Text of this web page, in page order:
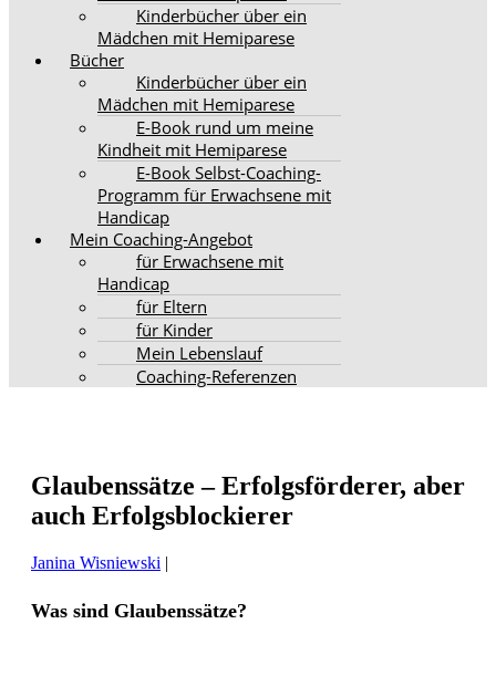
Kinderbücher über ein
Mädchen mit Hemiparese
Bücher
Kinderbücher über ein
Mädchen mit Hemiparese
E-Book rund um meine
Kindheit mit Hemiparese
E-Book Selbst-Coaching-
Programm für Erwachsene mit
Handicap
Mein Coaching-Angebot
für Erwachsene mit
Handicap
für Eltern
für Kinder
Mein Lebenslauf
Coaching-Referenzen
Glaubenssätze – Erfolgsförderer, aber
auch Erfolgsblockierer
Janina Wisniewski |
Was sind Glaubenssätze?